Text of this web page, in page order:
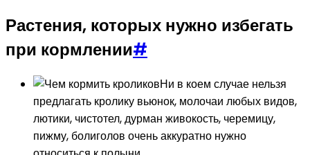
Растения, которых нужно избегать
при кормлении#
Ни в коем случае нельзя
предлагать кролику вьюнок, молочаи любых видов,
лютики, чистотел, дурман живокость, черемицу,
пижму, болиголов очень аккуратно нужно